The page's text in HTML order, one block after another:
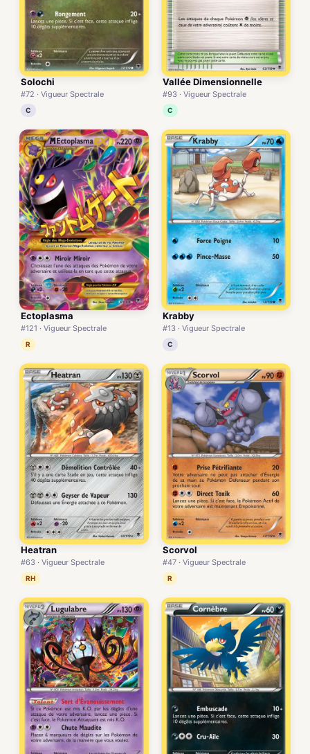
Solochi
#72 · Vigueur Spectrale
C
Vallée Dimensionnelle
#93 · Vigueur Spectrale
C
Ectoplasma
#121 · Vigueur Spectrale
R
Krabby
#13 · Vigueur Spectrale
C
Heatran
#63 · Vigueur Spectrale
RH
Scorvol
#47 · Vigueur Spectrale
R